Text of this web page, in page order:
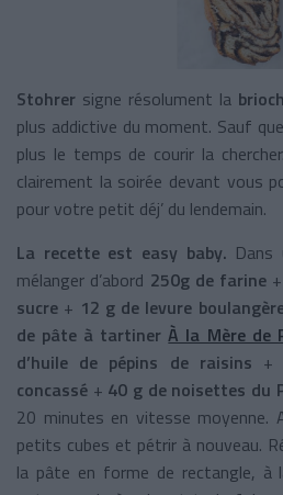
Stohrer signe résolument la
plus addictive du moment. Sauf
plus le temps de courir la
clairement la soirée devant vous
pour votre petit déj’ du lendemain.
La recette est easy baby.
mélanger d’abord 250g de farine
sucre + 12 g de levure
de pâte à tartinerÀ la Mère de
d’huile de pépins de raisins +
concassé + 40 g de noisettes du
20 minutes en vitesse moyenne.
petits cubes et pétrir à nouveau.
la pâte en forme de rectangle, à